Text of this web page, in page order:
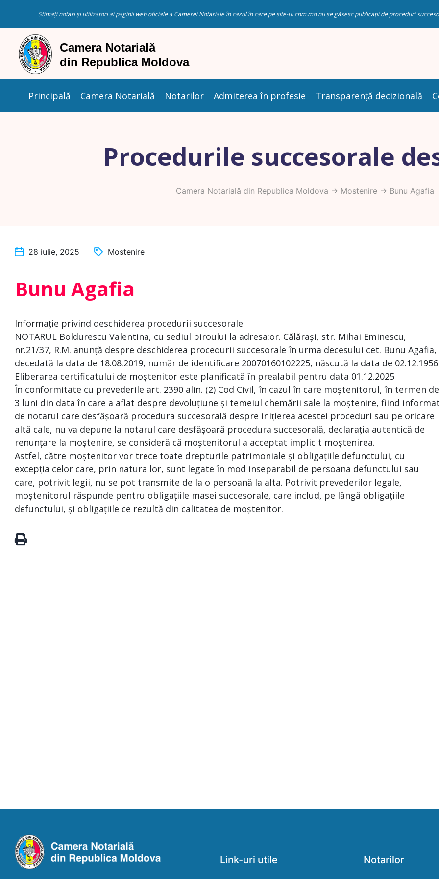
Stimați notari și utilizatori ai paginii web oficiale a Camerei Notariale în cazul în care pe site-ul cnm.md nu se găsesc publicații de proceduri
Principală Camera Notarială Notarilor Admiterea în profesie Transparență decizională
Procedurile succesorale
Camera Notarială din Republica Moldova -> Mostenire-> Bunu Agafia
28 iulie, 2025 Mostenire
Bunu Agafia
Informație privind deschiderea procedurii succesorale
NOTARUL Boldurescu Valentina, cu sediul biroului la adresa:or. Călărași, str. Mihai Eminescu,
nr.21/37, R.M. anunță despre deschiderea procedurii succesorale în urma decesului cet. Bunu Agafia,
decedată la data de 18.08.2019, număr de identificare 20070160102225, născută la data de 02.12.1956.
Eliberarea certificatului de moștenitor este planificată în prealabil pentru data 01.12.2025
În conformitate cu prevederile art. 2390 alin. (2) Cod Civil, în cazul în care moștenitorul, în termen de
3 luni din data în care a aflat despre devoluțiune și temeiul chemării sale la moștenire, fiind informat
de notarul care desfășoară procedura succesorală despre inițierea acestei proceduri sau pe oricare
altă cale, nu va depune la notarul care desfășoară procedura succesorală, declarația autentică de
renunțare la moștenire, se consideră că moștenitorul a acceptat implicit moștenirea.
Astfel, către moștenitor vor trece toate drepturile patrimoniale și obligațiile defunctului, cu
excepția celor care, prin natura lor, sunt legate în mod inseparabil de persoana defunctului sau
care, potrivit legii, nu se pot transmite de la o persoană la alta. Potrivit prevederilor legale,
moștenitorul răspunde pentru obligațiile masei succesorale, care includ, pe lângă obligațiile
defunctului, și obligațiile ce rezultă din calitatea de moștenitor.
Link-uri utile Notarilor